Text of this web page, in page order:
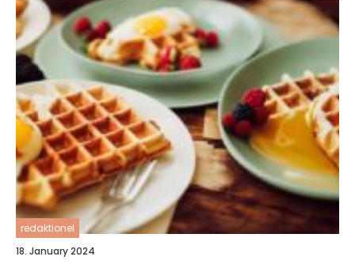
redaktionel
18. January 2024